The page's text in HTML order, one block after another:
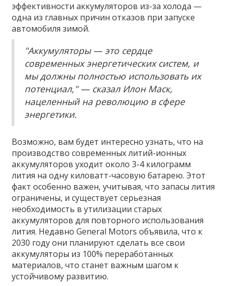
эффективности аккумуляторов из-за холода —
одна из главных причин отказов при запуске
автомобиля зимой.
"Аккумуляторы — это сердце
современных энергетических систем, и
мы должны полностью использовать их
потенциал," — сказал Илон Маск,
нацеленный на революцию в сфере
энергетики.
Возможно, вам будет интересно узнать, что на
производство современных литий-ионных
аккумуляторов уходит около 3-4 килограмм
лития на одну киловатт-часовую батарею. Этот
факт особенно важен, учитывая, что запасы лития
ограничены, и существует серьезная
необходимость в утилизации старых
аккумуляторов для повторного использования
лития. Недавно General Motors объявила, что к
2030 году они планируют сделать все свои
аккумуляторы из 100% переработанных
материалов, что станет важным шагом к
устойчивому развитию.